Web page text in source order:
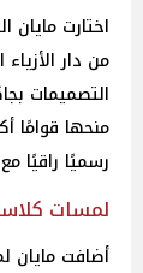
اختارت مايان
التصميمات
منحها قوامًا
رسميًا راقيًا
لمسات
أضافت مايان